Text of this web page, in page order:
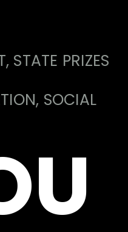
STATE PRIZES
SOCIAL